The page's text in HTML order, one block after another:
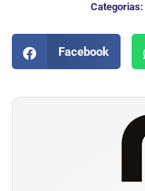
Categorias:
Facebook